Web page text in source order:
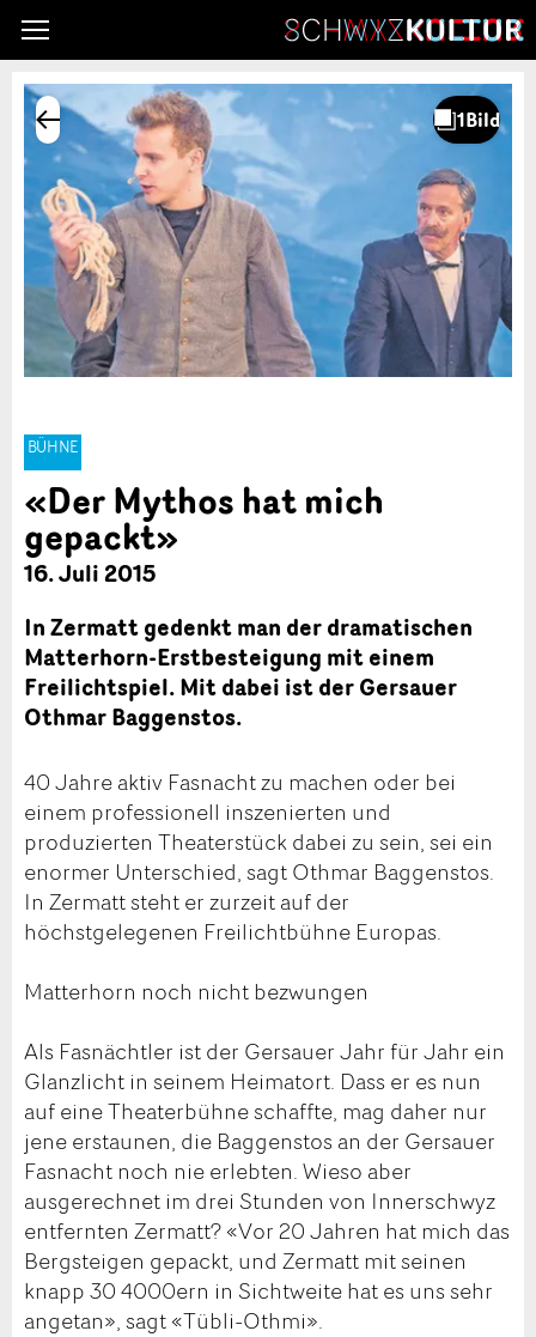
BÜHNE
«Der Mythos hat mich
gepackt»
16. Juli 2015
In Zermatt gedenkt man der dramatischen
Matterhorn-Erstbesteigung mit einem
Freilichtspiel. Mit dabei ist der Gersauer
Othmar Baggenstos.
40 Jahre aktiv Fasnacht zu machen oder bei
einem professionell inszenierten und
produzierten Theaterstück dabei zu sein, sei ein
enormer Unterschied, sagt Othmar Baggenstos.
In Zermatt steht er zurzeit auf der
höchstgelegenen Freilichtbühne Europas.
Matterhorn noch nicht bezwungen
Als Fasnächtler ist der Gersauer Jahr für Jahr ein
Glanzlicht in seinem Heimatort. Dass er es nun
auf eine Theaterbühne schaffte, mag daher nur
jene erstaunen, die Baggenstos an der Gers­auer
Fasnacht noch nie erlebten. Wieso aber
ausgerechnet im drei Stunden von Innerschwyz
entfernten Zermatt? «Vor 20 Jahren hat mich das
Bergsteigen gepackt, und Zermatt mit seinen
knapp 30 4000ern in Sichtweite hat es uns sehr
angetan», sagt «Tübli-Othmi».